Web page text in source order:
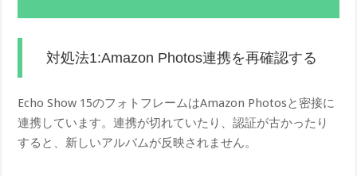
対処法1:Amazon Photos連携を再確認する
Echo Show 15のフォトフレームはAmazon Photosと密接に
連携しています。連携が切れていたり、認証が古かったり
すると、新しいアルバムが反映されません。